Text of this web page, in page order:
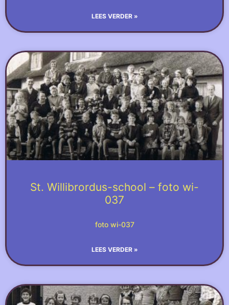
LEES VERDER »
St. Willibrordus-school – foto wi-
037
foto wi-037
LEES VERDER »